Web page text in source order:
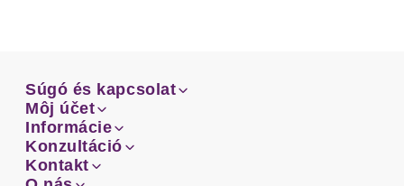
Súgó és kapcsolat
Email
Facebook
Súgó és kapcsolat
Email
Facebook
Môj účet
Prehľad objednávok
Môj účet
Prehľad objednávok
Informácie
Doprava
Informácie
Doprava
Konzultáció
Sprievodca-veľkosťami
Konzultáció
Kontakt
Kontakt